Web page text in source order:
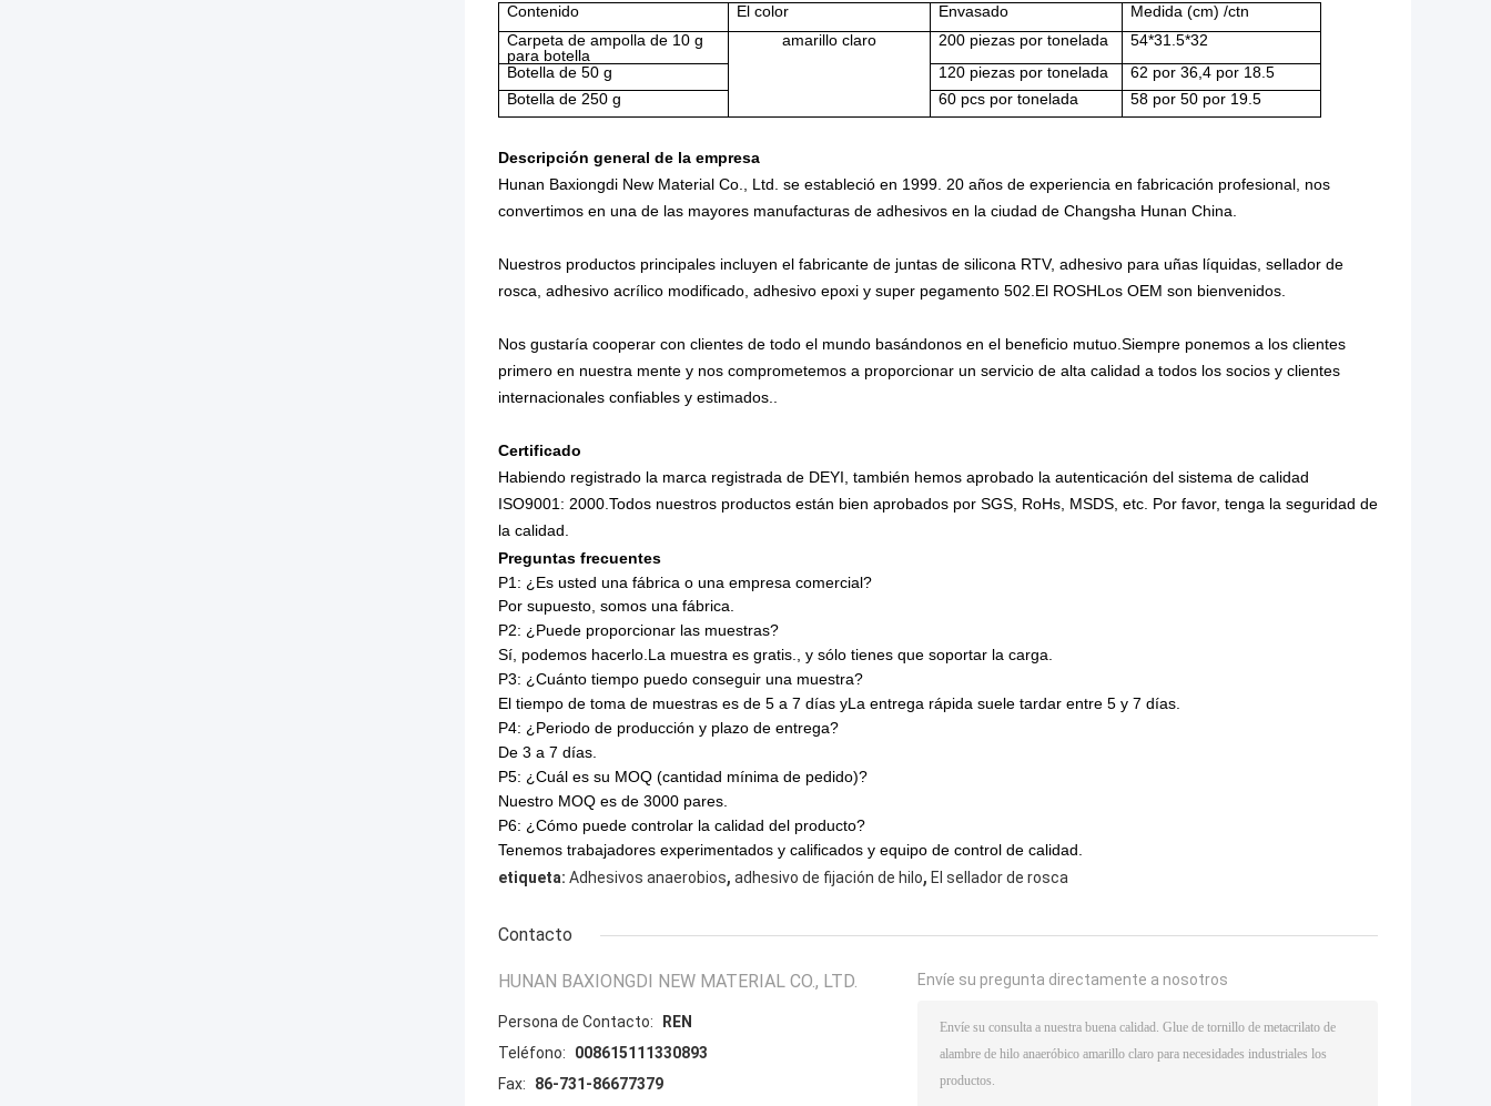
Contenido
El color Envasado
Medida (cm) /ctn
Carpeta de ampolla de 10 g
para botella
amarillo claro 200 piezas por tonelada
54*31.5*32
Botella de 50 g
120 piezas por tonelada
62 por 36,4 por 18.5
Botella de 250 g
60 pcs por tonelada 58 por 50 por 19.5
Descripción general de la empresa
Hunan Baxiongdi New Material Co., Ltd. se estableció en 1999. 20 años de experiencia en fabricación profesional, nos
convertimos en una de las mayores manufacturas de adhesivos en la ciudad de Changsha Hunan China.
Nuestros productos principales incluyen el fabricante de juntas de silicona RTV, adhesivo para uñas líquidas, sellador de
rosca, adhesivo acrílico modificado, adhesivo epoxi y super pegamento 502.El ROSHLos OEM son bienvenidos.
Nos gustaría cooperar con clientes de todo el mundo basándonos en el beneficio mutuo.Siempre ponemos a los clientes
primero en nuestra mente y nos comprometemos a proporcionar un servicio de alta calidad a todos los socios y clientes
internacionales confiables y estimados..
Certificado
Habiendo registrado la marca registrada de DEYI, también hemos aprobado la autenticación del sistema de calidad
ISO9001: 2000.Todos nuestros productos están bien aprobados por SGS, RoHs, MSDS, etc. Por favor, tenga la seguridad de
la calidad.
Preguntas frecuentes
P1: ¿Es usted una fábrica o una empresa comercial?
Por supuesto, somos una fábrica.
P2: ¿Puede proporcionar las muestras?
Sí, podemos hacerlo.La muestra es gratis., y sólo tienes que soportar la carga.
P3: ¿Cuánto tiempo puedo conseguir una muestra?
El tiempo de toma de muestras es de 5 a 7 días yLa entrega rápida suele tardar entre 5 y 7 días.
P4: ¿Periodo de producción y plazo de entrega?
De 3 a 7 días.
P5: ¿Cuál es su MOQ (cantidad mínima de pedido)?
Nuestro MOQ es de 3000 pares.
P6: ¿Cómo puede controlar la calidad del producto?
Tenemos trabajadores experimentados y calificados y equipo de control de calidad.
etiqueta: Adhesivos anaerobios, adhesivo de fijación de hilo, El sellador de rosca
Contacto
HUNAN BAXIONGDI NEW MATERIAL CO., LTD.
Persona de Contacto:
REN
Teléfono:
008615111330893
Fax:
86-731-86677379
Envíe su pregunta directamente a nosotros